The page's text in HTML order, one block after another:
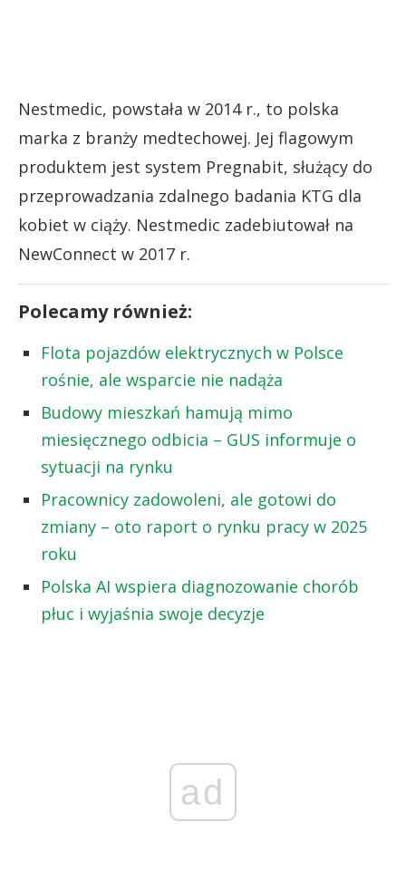
Nestmedic, powstała w 2014 r., to polska
marka z branży medtechowej. Jej flagowym
produktem jest system Pregnabit, służący do
przeprowadzania zdalnego badania KTG dla
kobiet w ciąży. Nestmedic zadebiutował na
NewConnect w 2017 r.
Polecamy również:
Flota pojazdów elektrycznych w Polsce
rośnie, ale wsparcie nie nadąża
Budowy mieszkań hamują mimo
miesięcznego odbicia – GUS informuje o
sytuacji na rynku
Pracownicy zadowoleni, ale gotowi do
zmiany – oto raport o rynku pracy w 2025
roku
Polska AI wspiera diagnozowanie chorób
płuc i wyjaśnia swoje decyzje
ad